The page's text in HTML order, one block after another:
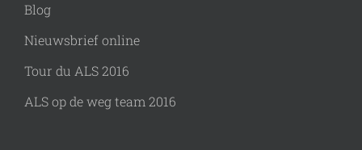
Blog
Nieuwsbrief online
Tour du ALS 2016
ALS op de weg team 2016